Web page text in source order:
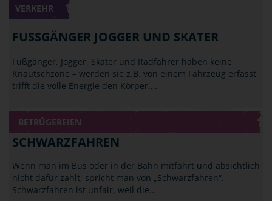
VERKEHR
FUSSGÄNGER JOGGER UND SKATER
Fußgänger, Jogger, Skater und Radfahrer haben keine
Knautschzone – werden sie z.B. von einem Fahrzeug erfasst,
trifft die volle Energie den Körper.…
BETRÜGEREIEN
SCHWARZFAHREN
Wenn man im Bus oder in der Bahn mitfährt und absichtlich
nicht dafür zahlt, spricht man von „Schwarzfahren“.
Schwarzfahren ist unfair, weil die…